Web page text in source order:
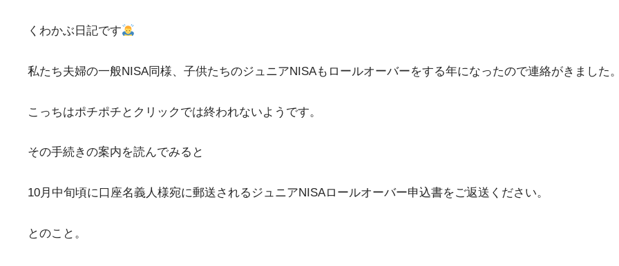
くわかぶ日記です
私たち夫婦の一般NISA同様、子供たちのジュニアNISAもロールオーバーをする年になったので連絡がきました
こっちはポチポチとクリックでは終われないようです。
その手続きの案内を読んでみると
10月中旬頃に口座名義人様宛に郵送されるジュニアNISAロールオーバー申込書をご返送ください。
とのこと。